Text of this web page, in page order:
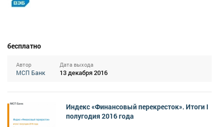
бесплатно
Автор
МСП Банк
Дата выхода
13 декабря 2016
Индекс «Финансовый перекресток». Итоги I
полугодия 2016 года